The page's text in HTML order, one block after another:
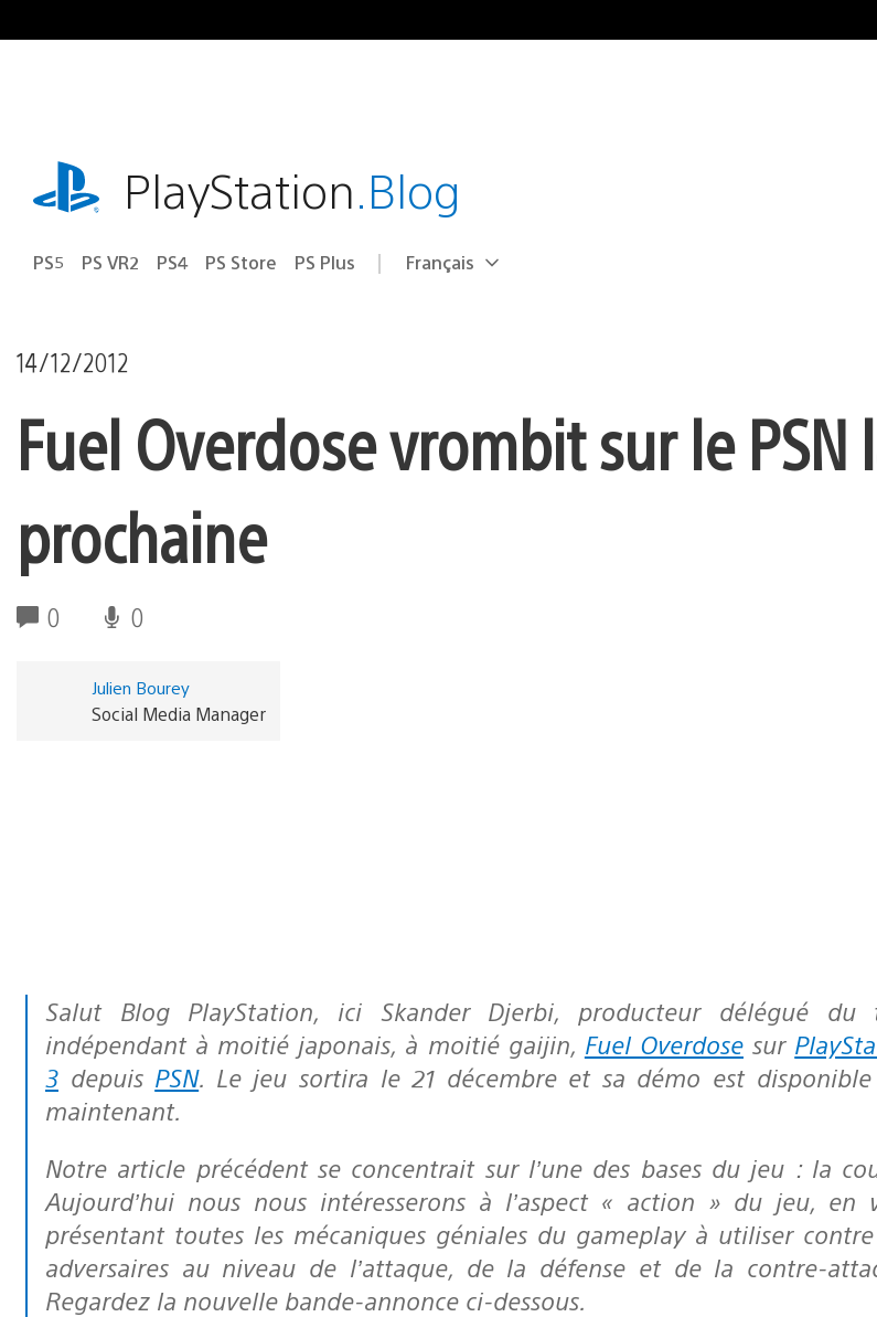
au
playstation.comPlayStation.Blog
PS5 PS VR2 PS4 PS Store PS Plus Choisir
Région
Français
14/12/2012
Fuel Overdose vrombit sur le PSN
prochaine
0 0
Julien Bourey
Social Media Manager
Salut Blog PlayStation, ici Skander Djerbi, producteur délégué du titre
indépendant à moitié japonais, à moitié gaijin, Fuel Overdosesur
3 depuis PSN. Le jeu sortira le 21 décembre et sa démo est disponible
maintenant.
Notre article précédent se concentrait sur l’une des bases du jeu : la course.
Aujourd’hui nous nous intéresserons à l’aspect « action » du jeu, en
présentant toutes les mécaniques géniales du gameplay à utiliser
adversaires au niveau de l’attaque, de la défense et de la contre-
Regardez la nouvelle bande-annonce ci-dessous.